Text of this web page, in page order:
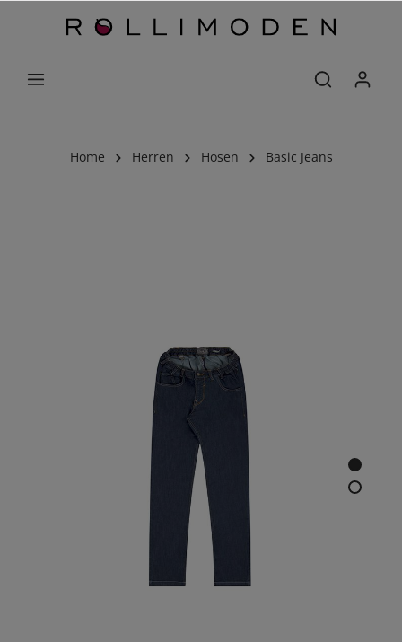
Home Herren Hosen Basic Jeans